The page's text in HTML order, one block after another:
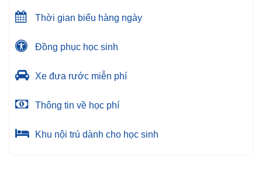
Thời gian biểu hàng ngày
Đồng phục học sinh
Xe đưa rước miễn phí
Thông tin về học phí
Khu nội trú dành cho học sinh